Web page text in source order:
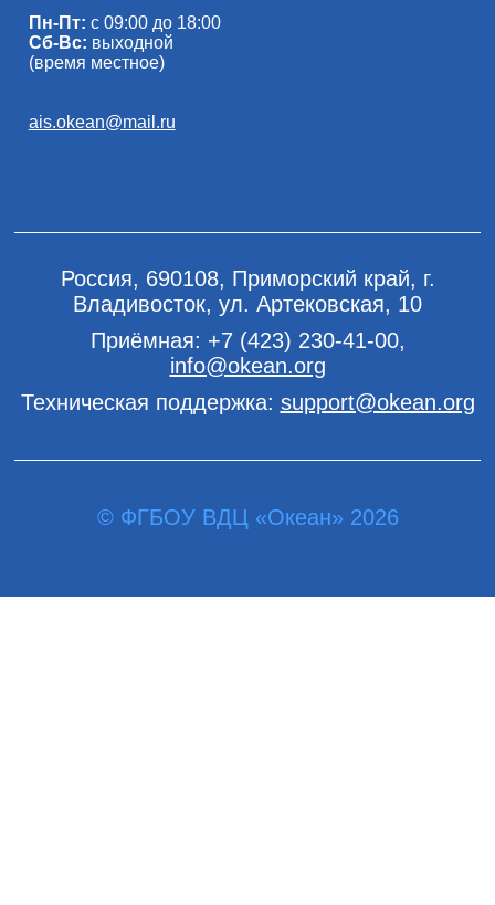
Пн-Пт: с 09:00 до 18:00
Сб-Вс: выходной
(время местное)
ais.okean@mail.ru
Россия, 690108, Приморский край, г.
Владивосток, ул. Артековская, 10
Приёмная: +7 (423) 230-41-00,
info@okean.org
Техническая поддержка: support@okean.org
© ФГБОУ ВДЦ «Океан» 2026